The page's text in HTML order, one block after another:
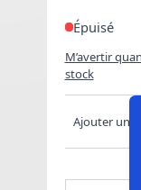
Épuisé
M’avertir
stock
Ajouter un